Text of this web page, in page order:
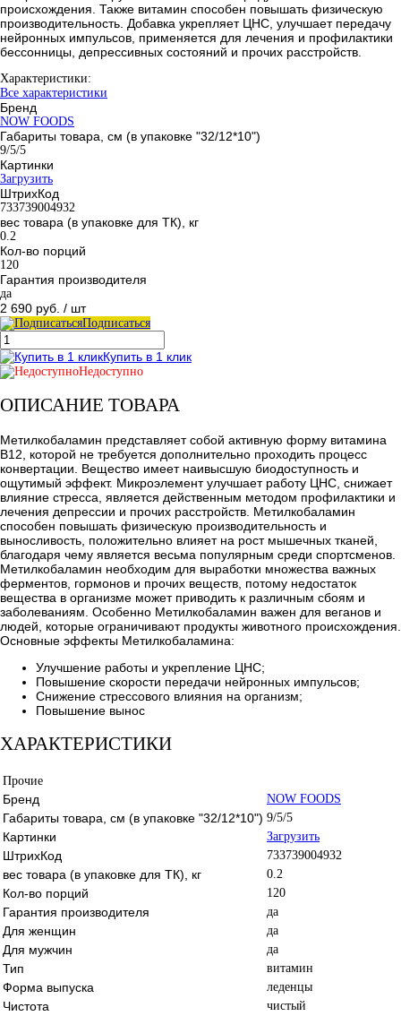
происхождения. Также витамин способен повышать физическую
производительность. Добавка укрепляет ЦНС, улучшает передачу
нейронных импульсов, применяется для лечения и профилактики
бессонницы, депрессивных состояний и прочих расстройств.
Характеристики:
Все характеристики
Бренд
NOW FOODS
Габариты товара, см (в упаковке "32/12*10")
9/5/5
Картинки
Загрузить
ШтрихКод
733739004932
вес товара (в упаковке для ТК), кг
0.2
Кол-во порций
120
Гарантия производителя
да
2 690 руб. / шт
Подписаться
Купить в 1 клик
Недоступно
ОПИСАНИЕ ТОВАРА
Метилкобаламин представляет собой активную форму витамина
B12, которой не требуется дополнительно проходить процесс
конвертации. Вещество имеет наивысшую биодоступность и
ощутимый эффект. Микроэлемент улучшает работу ЦНС, снижает
влияние стресса, является действенным методом профилактики и
лечения депрессии и прочих расстройств. Метилкобаламин
способен повышать физическую производительность и
выносливость, положительно влияет на рост мышечных тканей,
благодаря чему является весьма популярным среди спортсменов.
Метилкобаламин необходим для выработки множества важных
ферментов, гормонов и прочих веществ, потому недостаток
вещества в организме может приводить к различным сбоям и
заболеваниям. Особенно Метилкобаламин важен для веганов и
людей, которые ограничивают продукты животного происхождения.
Основные эффекты Метилкобаламина:
Улучшение работы и укрепление ЦНС;
Повышение скорости передачи нейронных импульсов;
Снижение стрессового влияния на организм;
Повышение вынос
ХАРАКТЕРИСТИКИ
Прочие
Бренд NOW FOODS
Габариты товара, см (в упаковке "32/12*10") 9/5/5
Картинки Загрузить
ШтрихКод 733739004932
вес товара (в упаковке для ТК), кг 0.2
Кол-во порций 120
Гарантия производителя да
Для женщин да
Для мужчин да
Тип витамин
Форма выпуска леденцы
Чистота чистый